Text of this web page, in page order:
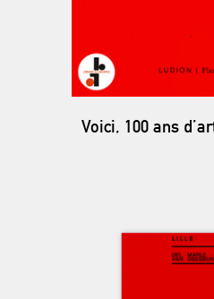
Voici, 100 ans